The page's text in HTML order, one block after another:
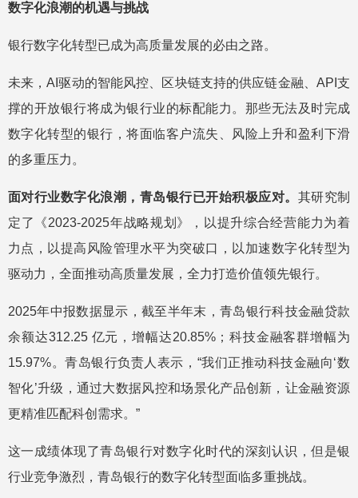
数字化浪潮的机遇与挑战
银行数字化转型已成为高质量发展的必由之路。
未来，AI驱动的智能风控、区块链支持的供应链金融、API支
撑的开放银行将成为银行业的标配能力。那些无法及时完成
数字化转型的银行，将面临客户流失、风险上升和盈利下滑
的多重压力。
面对行业数字化浪潮，青岛银行已开始积极应对。 其研究制
定了《2023-2025年战略规划》，以提升综合经营能力为着
力点，以提高风险管理水平为突破口，以加速数字化转型为
驱动力，全面推动高质量发展，全力打造价值领先银行。
2025年中报数据显示，截至半年末，青岛银行科技金融贷款
余额达312.25 亿元，增幅达20.85%；科技金融客群增幅为
15.97%。青岛银行负责人表示，“我们正推动科技金融向‘数
智化’升级，通过大数据风控和场景化产品创新，让金融资源
更精准匹配科创需求。”
这一成绩体现了青岛银行对数字化时代的深刻认识，但是银
行业竞争激烈，青岛银行的数字化转型面临多重挑战。